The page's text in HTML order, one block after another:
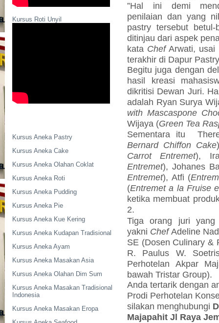
Kursus Roti Unyil
Kursus Aneka Pastry
Kursus Aneka Cake
Kursus Aneka Olahan Coklat
Kursus Aneka Roti
Kursus Aneka Pudding
Kursus Aneka Pie
Kursus Aneka Kue Kering
Kursus Aneka Kudapan Tradisional
Kursus Aneka Ayam
Kursus Aneka Masakan Asia
Kursus Aneka Olahan Dim Sum
Kursus Aneka Masakan Tradisional
Indonesia
Kursus Aneka Masakan Eropa
”Hal ini demi
penilaian dan yang
pastry tersebut
ditinjau dari aspek
kata ChefArwati, usai
terakhir di Dapur
Begitu juga dengan
hasil kreasi
dikritisi Dewan Juri.
adalah Ryan Surya
with Mascaspone
Wijaya (Green Tea
Sementara itu
Bernard Chiffon Cake
Carrot Entremet),
Entremet), Johanes
Entremet), Atfi (
(Entremet a la Fruise
ketika membuat
2.
Tiga orang juri yang
yakni ChefAdeline
SE (Dosen Culinary &
R. Paulus W.
Perhotelan Akpar
bawah Tristar Group).
Anda tertarik dengan
Prodi Perhotelan
silakan menghubungi
Majapahit Jl Raya